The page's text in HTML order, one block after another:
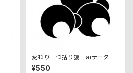
変わり三つ括り猿 aiデータ
¥550